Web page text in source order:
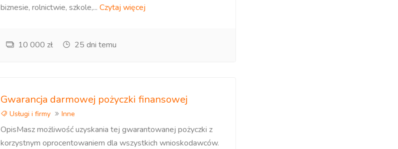
biznesie, rolnictwie, szkole,... Czytaj więcej
10 000 zł 25 dni temu
Gwarancja darmowej pożyczki finansowej
Usługi i firmy Inne
OpisMasz możliwość uzyskania tej gwarantowanej pożyczki z
korzystnym oprocentowaniem dla wszystkich wnioskodawców.